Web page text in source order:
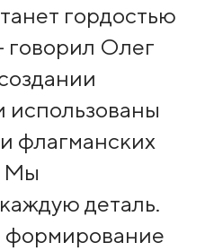
гордостью
говорил Олег
флагманских
Мы
деталь.